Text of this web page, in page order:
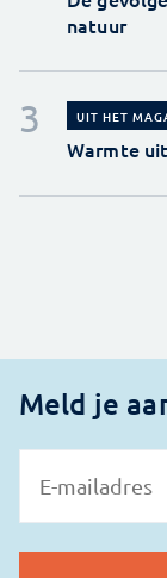
natuur
UIT HET
Warmte
Meld je